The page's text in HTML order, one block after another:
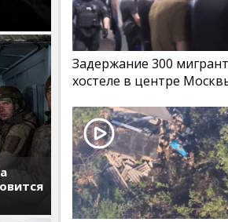
Задержание 300
хостеле в центре